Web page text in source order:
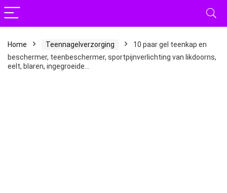
Home Teennagelverzorging
10 paar gel teenkap en
beschermer, teenbeschermer, sportpijnverlichting van likdoorns,
eelt, blaren, ingegroeide…